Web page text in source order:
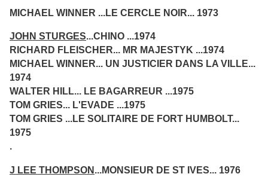
MICHAEL WINNER ...LE CERCLE NOIR... 1973
JOHN STURGES...CHINO ...1974
RICHARD FLEISCHER... MR MAJESTYK ...1974
MICHAEL WINNER... UN JUSTICIER DANS LA VILLE...
1974
WALTER HILL... LE BAGARREUR ...1975
TOM GRIES... L'EVADE ...1975
TOM GRIES ...LE SOLITAIRE DE FORT HUMBOLT...
1975
.
J LEE THOMPSON ...MONSIEUR DE ST IVES... 1976